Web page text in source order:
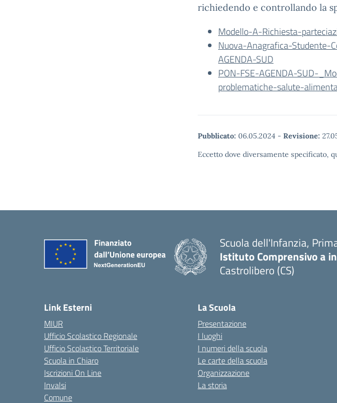
richiedendo e controllando la
Modello-A-Richiesta-
Nuova-Anagrafica-Studente-
AGENDA-SUD
PON-FSE-AGENDA-SUD-
problematiche-salute-
Pubblicato: 06.05.2024 - Revisione:
Eccetto dove diversamente specificato,
Scuola dell'Infanzia,
Istituto Comprensivo a
Castrolibero (CS)
Link Esterni
MIUR
Ufficio Scolastico Regionale
Ufficio Scolastico Territoriale
Scuola in Chiaro
Iscrizioni On Line
Invalsi
Comune
La Scuola
Presentazione
I luoghi
I numeri della scuola
Le carte della scuola
Organizzazione
La storia